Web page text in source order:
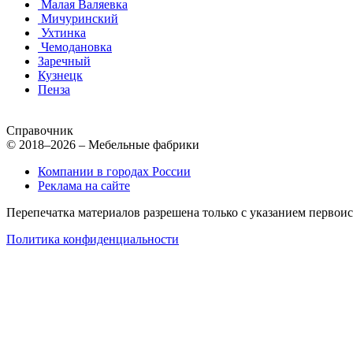
Малая Валяевка
Мичуринский
Ухтинка
Чемодановка
Заречный
Кузнецк
Пенза
Справочник
© 2018–2026 – Мебельные фабрики
Компании в городах России
Реклама на сайте
Перепечатка материалов разрешена только с указанием
Политика конфиденциальности